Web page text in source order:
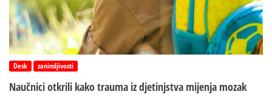
Desk zanimljivosti
Naučnici otkrili kako trauma iz d‌jetinjstva mijenja mozak